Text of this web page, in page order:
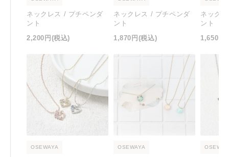
ネックレス / プチペンダ
ント
2,200円 (税込)
ネックレス / プチペンダ
ント
1,870円 (税込)
ネック
ント
1,650円
OSEWAYA OSEWAYA